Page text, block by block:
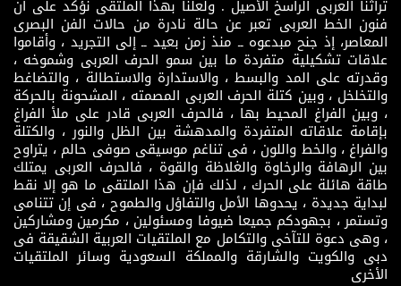
تراثنا العربى الراسخ الأصيل . ولعلنا بهذا الملتقى نؤكد على أن
فنون الخط العربى تعبر عن حالة نادرة من حالات الفن البصرى
المعاصر، إذ جنح مبدعوه ــ منذ زمن بعيد ــ إلى التجريد ، وأقاموا
علاقات تشكيلية متفردة ما بين سمو الحرف العربى وشموخه ،
وقدرته على المد والبسط ، والاستدارة والاستطالة ، والتضاغط
والتخلخل ، وبين كتلة الحرف العربى المصمته ، المشحونة بالحركة
، وبين الفراغ المحيط بها ، فالحرف العربى قادر على ملأ الفراغ
بإقامة علاقاته المتفردة والمدهشة بين الظل والنور ، والكتلة
والفراغ ، والخط واللون ، فى تناغم موسيقى صوفى حالم ، يتراوح
بين الرهافة والرخاوة والغلاظة والقوة ، فالحرف العربى يمتلك
طاقة هائلة على الحرك ، لذلك فإن هذا الملتقى ما هو إلا نقط
لبداية جديدة ، يحدوها الأمل والتفاؤل والطموح ، فى إن تتنامى
وتستمر ، بجهودكم جميعا ضيوفا ومسئولين ، مكرمين ومشاركين
، وهى دعوة للتآخى والتكامل مع الملتقيات العربية الشقيقة فى
دبى والكويت والشارقة والمملكة السعودية وسائر الملتقيات
الأخرى